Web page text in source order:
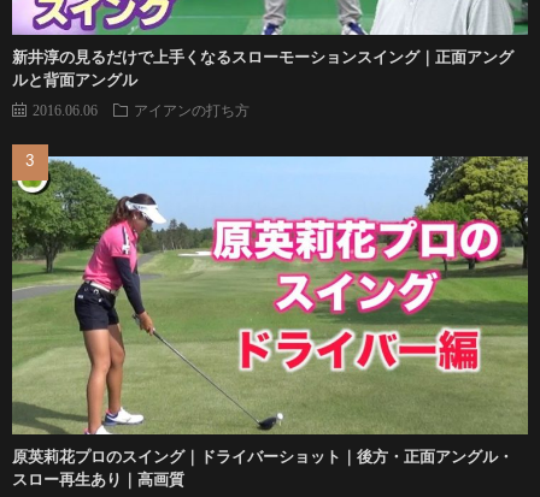
新井淳の見るだけで上手くなるスローモーションスイング｜正面アング
ルと背面アングル
2016.06.06 アイアンの打ち方
原英莉花プロのスイング｜ドライバーショット｜後方・正面アングル・
スロー再生あり｜高画質